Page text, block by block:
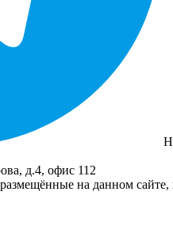
д.4, офис 112
на данном сайте,